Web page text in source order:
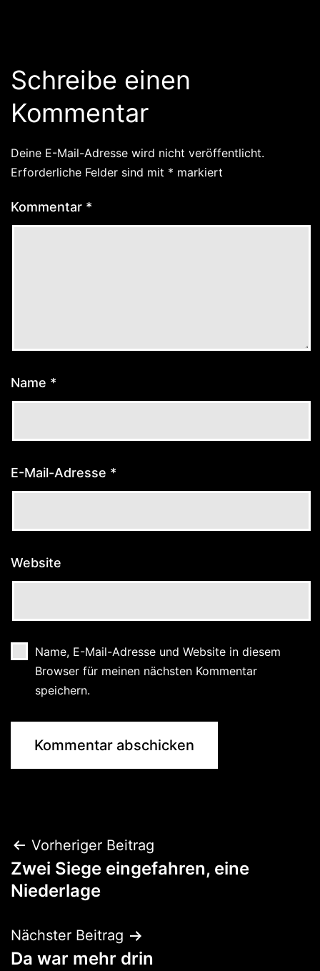
Schreibe einen
Kommentar
Deine E-Mail-Adresse wird nicht veröffentlicht.
Erforderliche Felder sind mit * markiert
Kommentar *
Name *
E-Mail-Adresse *
Website
Name, E-Mail-Adresse und Website in diesem
Browser für meinen nächsten Kommentar
speichern.
Beitragsnavigation
Vorheriger Beitrag
Zwei Siege eingefahren, eine
Niederlage
Nächster Beitrag
Da war mehr drin